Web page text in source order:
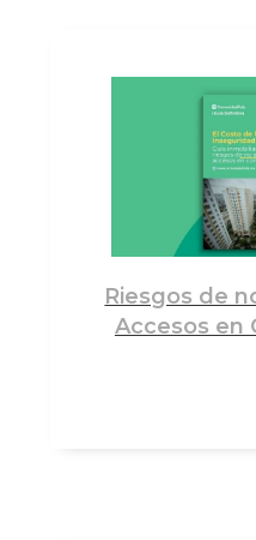
Riesgos de
Accesos en